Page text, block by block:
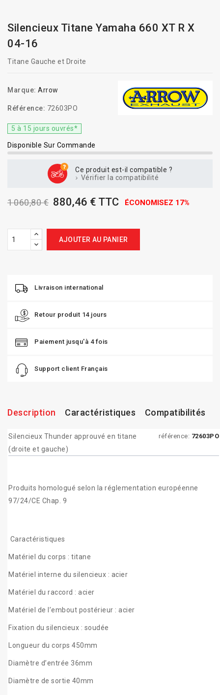
Silencieux Titane Yamaha 660 XT R X
04-16
Titane Gauche et Droite
Marque: Arrow
Référence: 72603PO
5 à 15 jours ouvrés*
Disponible Sur Commande
Ce produit est-il compatible ?
Vérifier la compatibilité
1 060,80 € 880,46 € TTC ÉCONOMISEZ 17%
AJOUTER AU PANIER
Livraison international
Retour produit 14 jours
Paiement jusqu'à 4 fois
Support client Français
Description Caractéristiques Compatibilités
référence: 72603PO
Silencieux Thunder approuvé en titane
(droite et gauche)
Produits homologué selon la réglementation européenne
97/24/CE Chap. 9
Caractéristiques
Matériel du corps : titane
Matériel interne du silencieux : acier
Matériel du raccord : acier
Matériel de l’embout postérieur : acier
Fixation du silencieux : soudée
Longueur du corps 450mm
Diamètre d’entrée 36mm
Diamètre de sortie 40mm